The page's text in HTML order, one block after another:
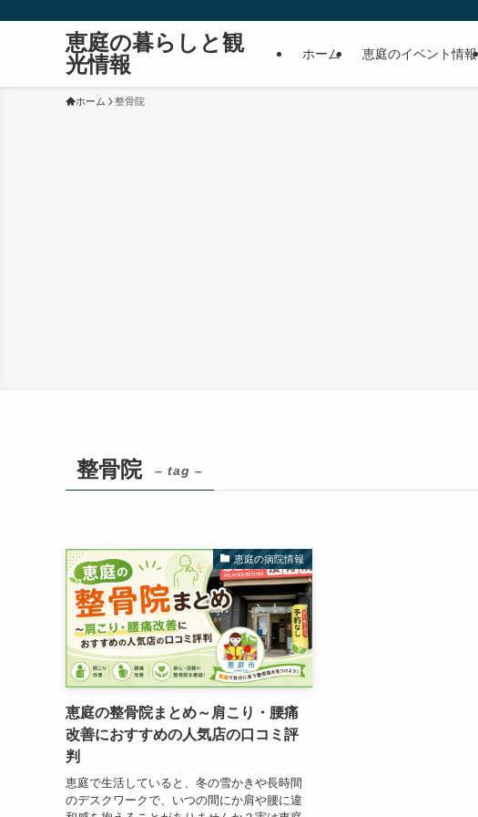
恵庭の暮らしと観
光情報
ホーム 恵庭のイベント情報
ホーム 整骨院
整骨院 – tag –
恵庭の病院情報
恵庭の整骨院まとめ～肩こり・腰痛
改善におすすめの人気店の口コミ評
判
恵庭で生活していると、冬の雪かきや長時間
のデスクワークで、いつの間にか肩や腰に違